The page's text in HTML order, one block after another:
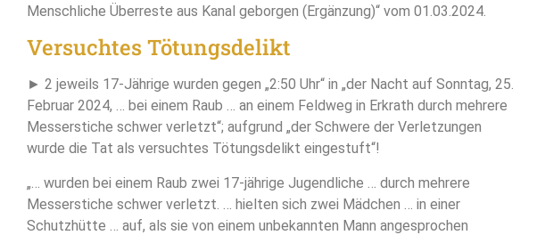
Menschliche Überreste aus Kanal geborgen (Ergänzung)“ vom 01.03.2024.
Versuchtes Tötungsdelikt
► 2 jeweils 17-Jährige wurden gegen „2:50 Uhr“ in „der Nacht auf Sonntag, 25.
Februar 2024, … bei einem Raub … an einem Feldweg in Erkrath durch mehrere
Messerstiche schwer verletzt“; aufgrund „der Schwere der Verletzungen
wurde die Tat als versuchtes Tötungsdelikt eingestuft“!
„… wurden bei einem Raub zwei 17-jährige Jugendliche … durch mehrere
Messerstiche schwer verletzt. … hielten sich zwei Mädchen … in einer
Schutzhütte … auf, als sie von einem unbekannten Mann angesprochen